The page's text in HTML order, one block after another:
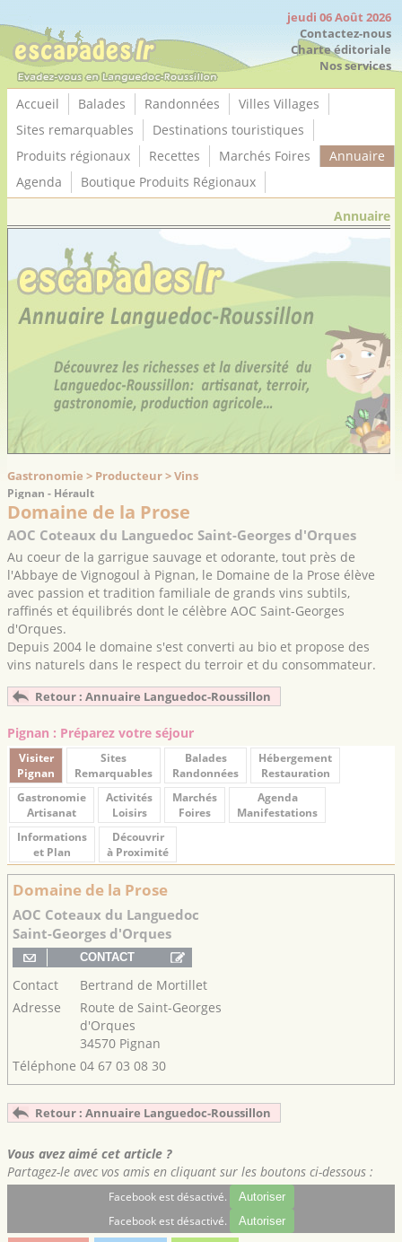
jeudi 06 Août 2026
Contactez-nous
Charte éditoriale
Nos services
Accueil Balades Randonnées
Villes Villages
Sites remarquables
Destinations touristiques
Produits régionaux
Recettes Marchés Foires
Annuaire
Agenda
Boutique Produits Régionaux
Annuaire
Gastronomie > Producteur > Vins
Pignan - Hérault
Domaine de la Prose
AOC Coteaux du Languedoc Saint-Georges d'Orques
Au coeur de la garrigue sauvage et odorante, tout près de
l'Abbaye de Vignogoul à Pignan, le Domaine de la Prose élève
avec passion et tradition familiale de grands vins subtils,
raffinés et équilibrés dont le célèbre AOC Saint-Georges
d'Orques.
Depuis 2004 le domaine s'est converti au bio et propose des
vins naturels dans le respect du terroir et du consommateur.
Retour : Annuaire Languedoc-Roussillon
Pignan : Préparez votre séjour
Visiter
Pignan
Sites
Remarquables
Balades
Randonnées
Hébergement
Restauration
Gastronomie
Artisanat
Activités
Loisirs
Marchés
Foires
Agenda
Manifestations
Informations
et Plan
Découvrir
à Proximité
Domaine de la Prose
AOC Coteaux du Languedoc
Saint-Georges d'Orques
Contact
Bertrand de Mortillet
Adresse
Route de Saint-Georges
d'Orques
34570 Pignan
Téléphone 04 67 03 08 30
Retour : Annuaire Languedoc-Roussillon
Vous avez aimé cet article ?
Partagez-le avec vos amis en cliquant sur les boutons ci-dessous :
Facebook est désactivé. Autoriser
Facebook est désactivé. Autoriser